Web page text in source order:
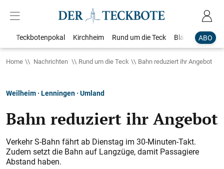
ABO
Teckbotenpokal Kirchheim Rund um die Teck Blaulicht
Home Nachrichten Rund um die Teck Bahn reduziert ihr Angebot
Weilheim · Lenningen · Umland
Bahn reduziert ihr Angebot
Verkehr S-Bahn fährt ab Dienstag im 30-Minuten-Takt.
Zudem setzt die Bahn auf Langzüge, damit Passagiere
Abstand haben.